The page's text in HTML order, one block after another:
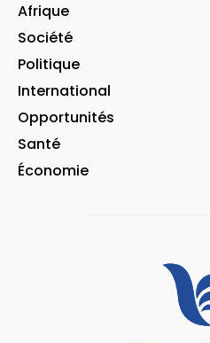
Afrique
Société
Politique
International
Opportunités
Santé
Économie